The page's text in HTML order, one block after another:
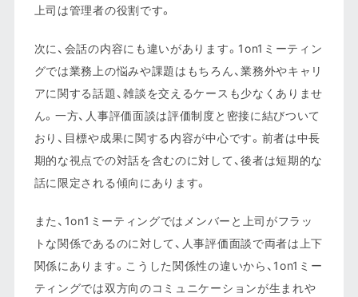
上司は管理者の役割です。
次に、会話の内容にも違いがあります。1on1ミーティン
グでは業務上の悩みや課題はもちろん、業務外やキャリ
アに関する話題、雑談を交えるケースも少なくありませ
ん。一方、人事評価面談は評価制度と密接に結びついて
おり、目標や成果に関する内容が中心です。前者は中長
期的な視点での対話を含むのに対して、後者は短期的な
話に限定される傾向にあります。
また、1on1ミーティングではメンバーと上司がフラッ
トな関係であるのに対して、人事評価面談で両者は上下
関係にあります。こうした関係性の違いから、1on1ミー
ティングでは双方向のコミュニケーションが生まれや